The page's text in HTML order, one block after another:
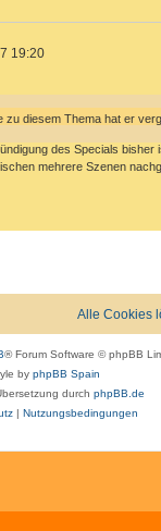
19:20
zu diesem Thema hat er
des Specials
mehrere Szenen
Alle Cookies
® Forum Software © phpBB
by phpBB Spain
durch phpBB.de
Nutzungsbedingungen